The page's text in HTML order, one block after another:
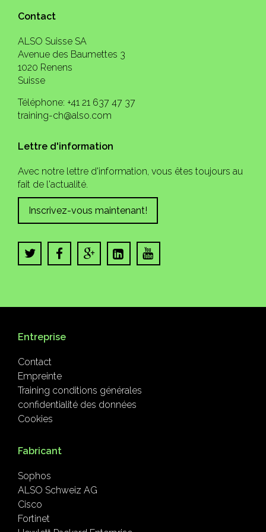
Contact
ALSO Suisse SA
Avenue des Baumettes 3
1020 Renens
Suisse
Téléphone: +41 21 637 47 37
training-ch@also.com
Lettre d'information
Avec notre lettre d'information, vous êtes toujours au
fait de l'actualité.
Inscrivez-vous maintenant!
Entreprise
Contact
Empreinte
Training conditions générales
confidentialité des données
Cookies
Fabricant
Sophos
ALSO Schweiz AG
Cisco
Fortinet